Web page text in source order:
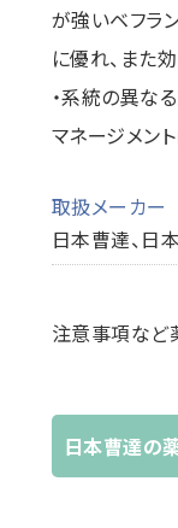
が強いベフラ
に優れ、また
・系統の異な
マネージメン
取扱メーカー
日本曹達、日
注意事項など
日本曹達の